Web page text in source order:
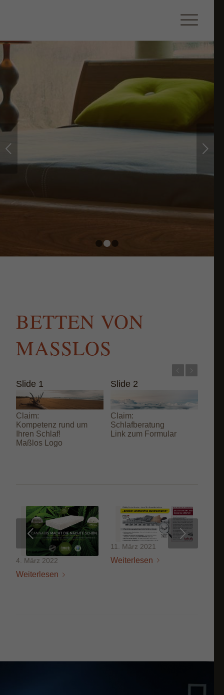
BETTEN VON
MASSLOS
Slide 1
Claim:
Kompetenz rund um
Ihren Schlaf!
Maßlos Logo
Slide 2
Claim:
Schlafberatung
Link zum Formular
4. März 2022
Weiterlesen
11. März 2021
Weiterlesen
Weiter